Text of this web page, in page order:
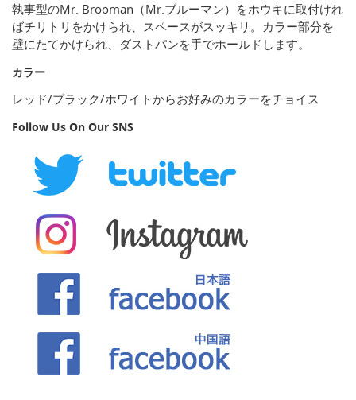
執事型のMr. Brooman（Mr.ブルーマン）をホウキに取付けれ
ばチリトリをかけられ、スペースがスッキリ。カラー部分を
壁にたてかけられ、ダストパンを手でホールドします。
カラー
レッド/ブラック/ホワイトからお好みのカラーをチョイス
Follow Us On Our SNS